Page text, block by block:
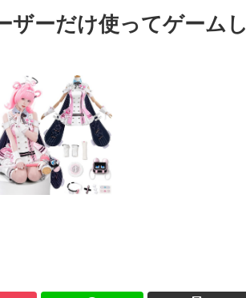
ザーだけ使ってゲームし